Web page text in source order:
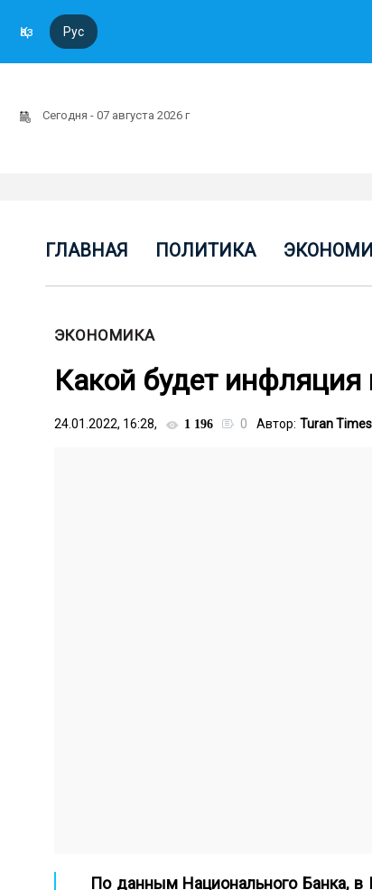
Қаз Рус
Сегодня - 07 августа 2026 г
ГЛАВНАЯ ПОЛИТИКА
ЭКОНОМИКА
Какой будет инфляция
24.01.2022, 16:28, 1 196 0 Автор: Turan Times
По данным Национального Банка, в